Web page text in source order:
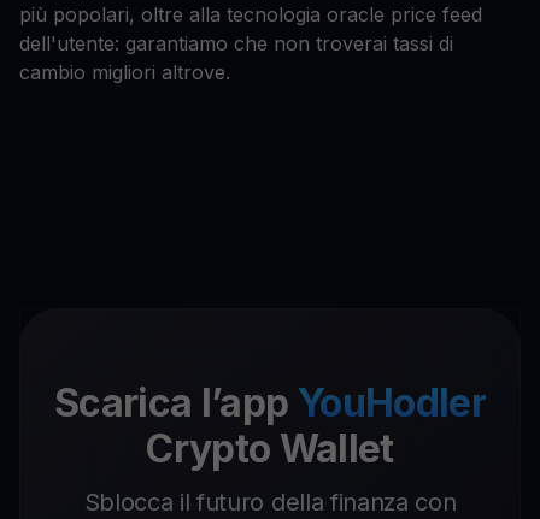
più popolari, oltre alla tecnologia oracle price feed
dell'utente: garantiamo che non troverai tassi di
cambio migliori altrove.
Scarica l’app YouHodler
Crypto Wallet
Sblocca il futuro della finanza con